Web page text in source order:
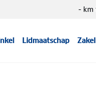
Lidmaatschap
- km